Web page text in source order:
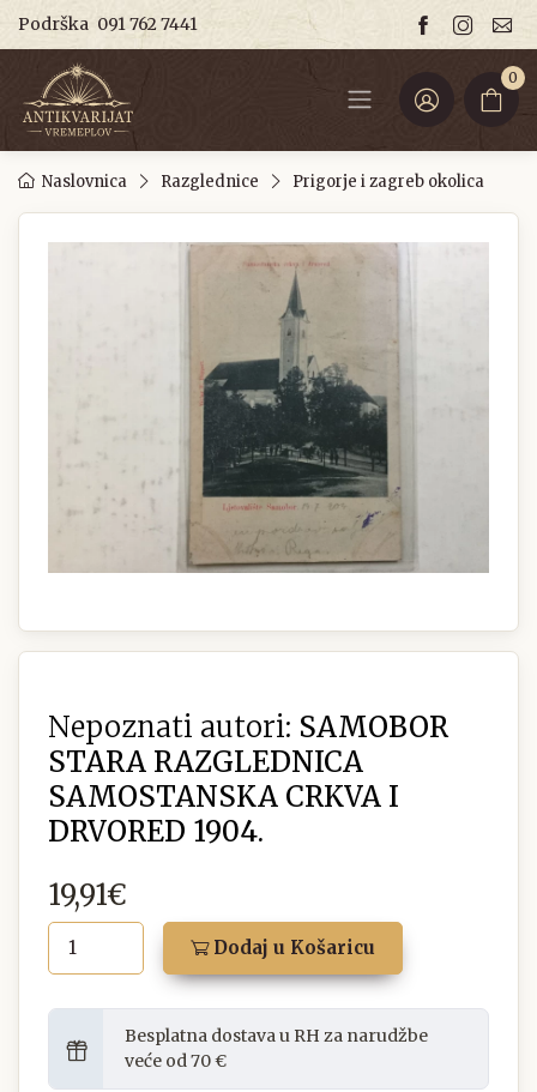
Podrška 091 762 7441
0
Naslovnica Razglednice Prigorje i zagreb okolica
Nepoznati autori: SAMOBOR
STARA RAZGLEDNICA
SAMOSTANSKA CRKVA I
DRVORED 1904.
19,91€
Dodaj u Košaricu
Besplatna dostava u RH za narudžbe
veće od 70 €